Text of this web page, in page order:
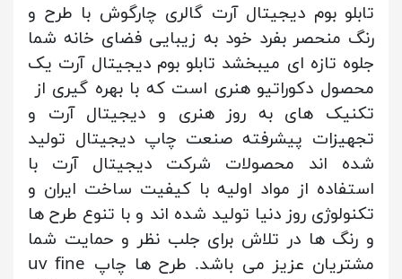
تابلو بوم دیجیتال آرت گالری چارگوش با طرح و
رنگ منحصر بفرد خود به زیبایی فضای خانه شما
جلوه تازه ای میبخشد تابلو بوم دیجیتال آرت یک
محصول دکوراتیو هنری است که با بهره گیری از
تکنیک های به روز هنری و دیجیتال آرت و
تجهیزات پیشرفته صنعت چاپ دیجیتال تولید
شده اند محصولات شرکت دیجیتال آرت با
استفاده از مواد اولیه با کیفیت ساخت ایران و
تکنولوژی روز دنیا تولید شده اند و با تنوع طرح ها
و رنگ ها در تلاش برای جلب نظر و حمایت شما
مشتریان عزیز می باشد. طرح ها چاپ uv fine